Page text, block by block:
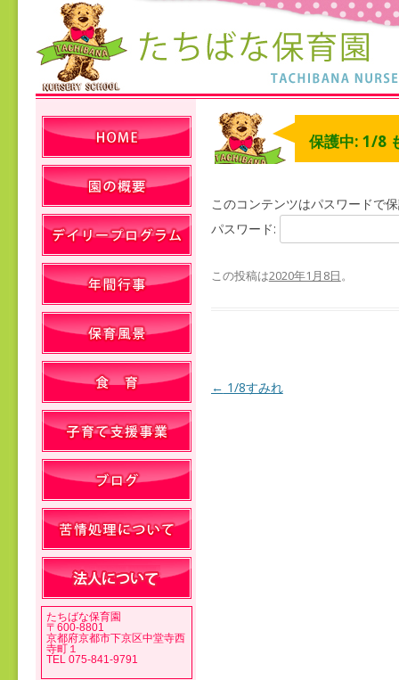
保護中: 1/8
このコンテンツはパスワードで
パスワード:
この投稿は2020年1月8日。
投稿ナビゲーション
← 1/8すみれ
たちばな保育園
〒600-8801
京都府京都市下京区中堂寺西
寺町１
TEL 075-841-9791